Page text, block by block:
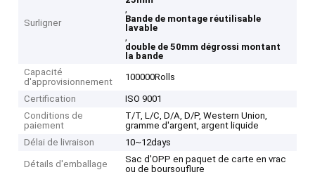
Surligner
,
Bande de montage réutilisable
lavable
,
double de 50mm dégrossi montant
la bande
Capacité
d'approvisionnement
100000Rolls
Certification
ISO 9001
Conditions de
paiement
T/T, L/C, D/A, D/P, Western Union,
gramme d'argent, argent liquide
Délai de livraison
10~12days
Détails d'emballage
Sac d'OPP en paquet de carte en vrac
ou de boursouflure